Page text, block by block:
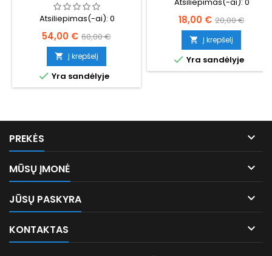
DAVIKLIU
Atsiliepimas(-ai): 0
Kaina
54,00 € Bazinė
kaina
60,00 €
 Į krepšelį
 Yra sandėlyje
Kaina
18,00 € Bazinė
kaina
20,00 €
 Į krepšelį
 Yra sandėlyje
PREKĖS 
MŪSŲ ĮMONĖ 
JŪSŲ PASKYRA 
KONTAKTAS 